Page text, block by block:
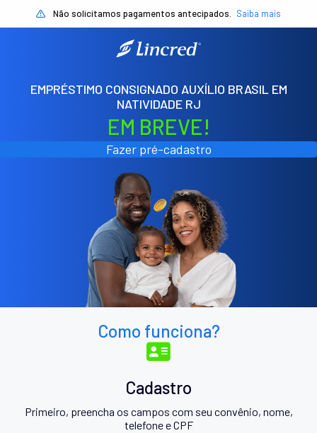
Não solicitamos pagamentos antecipados. Saiba mais
EMPRÉSTIMO CONSIGNADO AUXÍLIO BRASIL EM
NATIVIDADE RJ
EM BREVE!
Fazer pré-cadastro
Como funciona?
Cadastro
Primeiro, preencha os campos com seu convênio, nome,
telefone e CPF